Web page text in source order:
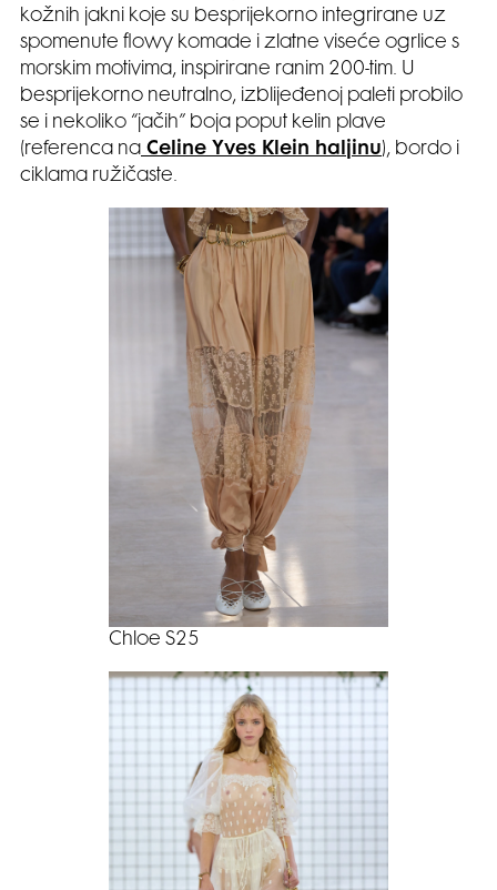
kožnih jakni koje su besprijekorno integrirane uz
spomenute flowy komade i zlatne viseće ogrlice s
morskim motivima, inspirirane ranim 200-tim. U
besprijekorno neutralno, izblijeđenoj paleti probilo
se i nekoliko “jačih” boja poput kelin plave
(referenca na Celine Yves Klein haljinu), bordo i
ciklama ružičaste.
Chloe S25